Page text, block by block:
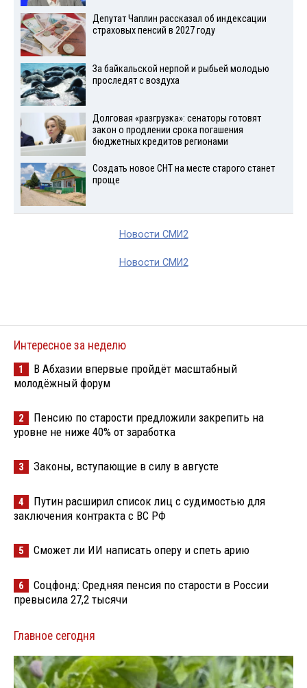
Депутат Чаплин рассказал об индексации
страховых пенсий в 2027 году
За байкальской нерпой и рыбьей молодью
проследят с воздуха
Долговая «разгрузка»: сенаторы готовят
закон о продлении срока погашения
бюджетных кредитов регионами
Создать новое СНТ на месте старого станет
проще
Новости СМИ2
Новости СМИ2
Интересное за неделю
1
В Абхазии впервые пройдёт масштабный
молодёжный форум
2
Пенсию по старости предложили закрепить на
уровне не ниже 40% от заработка
3 Законы, вступающие в силу в августе
4
Путин расширил список лиц с судимостью для
заключения контракта с ВС РФ
5 Сможет ли ИИ написать оперу и спеть арию
6
Соцфонд: Средняя пенсия по старости в России
превысила 27,2 тысячи
Главное сегодня